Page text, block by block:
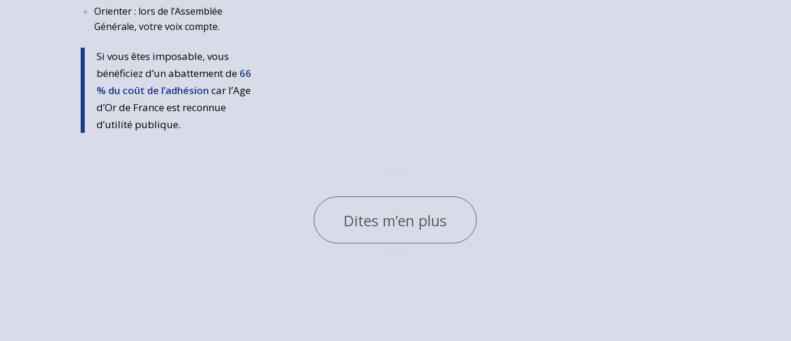
Orienter : lors de l’Assemblée
Générale, votre voix compte.
Si vous êtes imposable, vous
bénéficiez d’un abattement de 66
% du coût de l’adhésioncar l’Age
d’Or de France est reconnue
d’utilité publique.
Dites m’en plus